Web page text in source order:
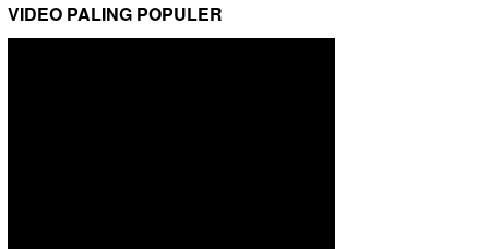
VIDEO PALING POPULER